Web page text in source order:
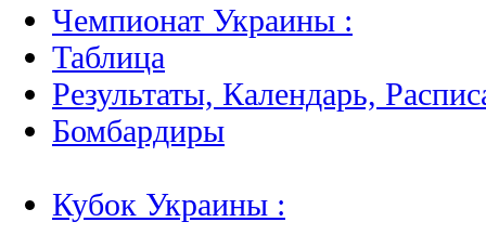
Чемпионат Украины :
Таблица
Результаты, Календарь,
Бомбардиры
Кубок Украины :